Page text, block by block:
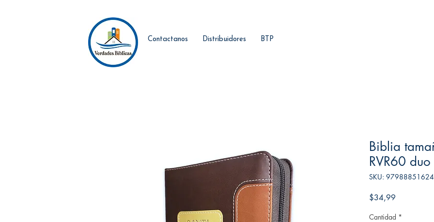
Contactanos Distribuidores BTP
Biblia
RVR60
SKU:
$34,99
Cantidad *